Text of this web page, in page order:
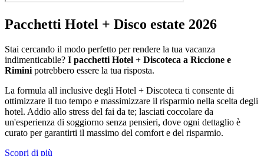
Pacchetti Hotel + Disco estate 2026
Stai cercando il modo perfetto per rendere la tua vacanza
indimenticabile? I pacchetti Hotel + Discoteca a Riccione e
Rimini potrebbero essere la tua risposta.
La formula all inclusive degli Hotel + Discoteca ti consente di
ottimizzare il tuo tempo e massimizzare il risparmio nella scelta degli
hotel. Addio allo stress del fai da te; lasciati coccolare da
un'esperienza di soggiorno senza pensieri, dove ogni dettaglio è
curato per garantirti il massimo del comfort e del risparmio.
Scopri di più